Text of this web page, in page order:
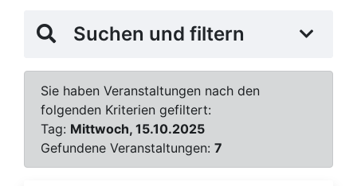
Suchen und filtern
Sie haben Veranstaltungen nach den
folgenden Kriterien gefiltert:
Tag: Mittwoch, 15.10.2025
Gefundene Veranstaltungen: 7